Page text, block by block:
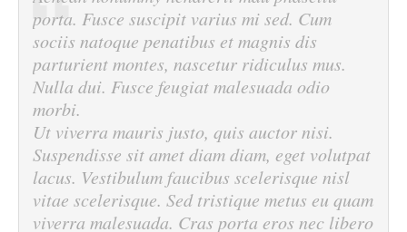
porta. Fusce suscipit varius mi sed. Cum
sociis natoque penatibus et magnis dis
parturient montes, nascetur ridiculus mus.
Nulla dui. Fusce feugiat malesuada odio
morbi.
Ut viverra mauris justo, quis auctor nisi.
Suspendisse sit amet diam diam, eget volutpat
lacus. Vestibulum faucibus scelerisque nisl
vitae scelerisque. Sed tristique metus eu quam
viverra malesuada. Cras porta eros nec libero